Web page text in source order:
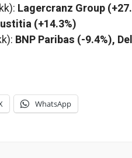
Lagercranz Group
(+14.3%)
BNP Paribas (-9.4%),
WhatsApp